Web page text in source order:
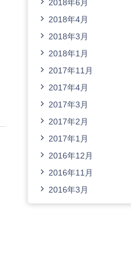
2018年6月
2018年4月
2018年3月
2018年1月
2017年11月
2017年4月
2017年3月
2017年2月
2017年1月
2016年12月
2016年11月
2016年3月